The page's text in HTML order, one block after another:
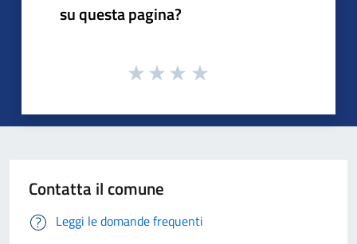
su questa pagina?
Contatta il comune
Leggi le domande frequenti